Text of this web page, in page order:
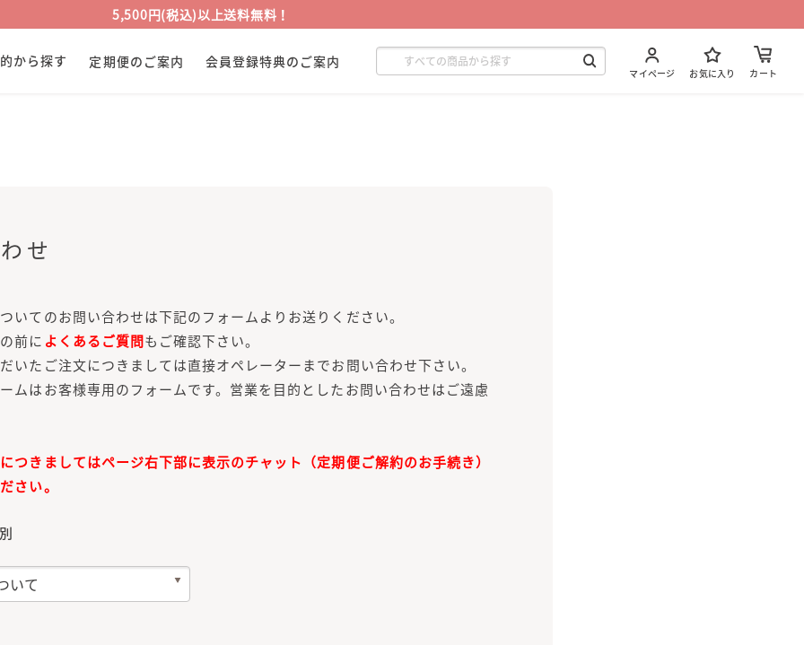
5,500円(税込)以上送料無料！
から探す 定期便のご案内 会員登録特典のご案内
マイページ お気に入り カート
せ
いてのお問い合わせは下記のフォームよりお送りください。
前に よくあるご質問もご確認下さい。
いたご注文につきましては直接オペレーターまでお問い合わせ下さい。
ムはお客様専用のフォームです。営業を目的としたお問い合わせはご遠慮
つきましてはページ右下部に表示のチャット（定期便ご解約のお手続き）
さい。